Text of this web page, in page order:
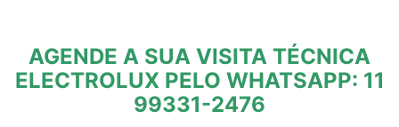
AGENDE A SUA VISITA TÉCNICA
ELECTROLUX PELO WHATSAPP: 11
99331-2476